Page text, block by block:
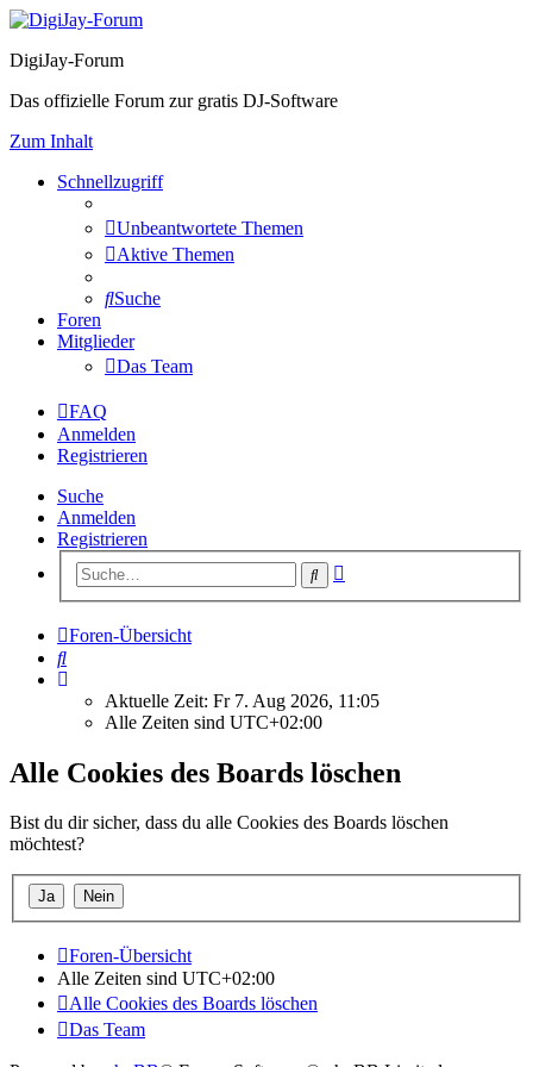
DigiJay-Forum
Das offizielle Forum zur gratis DJ-Software
Zum Inhalt
Schnellzugriff
Unbeantwortete Themen
Aktive Themen
Suche
Foren
Mitglieder
Das Team
FAQ
Anmelden
Registrieren
Suche
Anmelden
Registrieren
Suche
Foren-Übersicht
Suche
Aktuelle Zeit: Fr 7. Aug 2026, 11:05
Alle Zeiten sind UTC+02:00
Alle Cookies des Boards löschen
Bist du dir sicher, dass du alle Cookies des Boards löschen
möchtest?
Foren-Übersicht
Alle Zeiten sind UTC+02:00
Alle Cookies des Boards löschen
Das Team